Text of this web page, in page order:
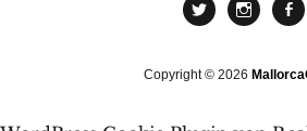
Copyright © 2026